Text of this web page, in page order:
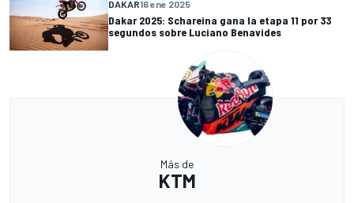
DAKAR16 ene 2025
Dakar 2025: Schareina gana la etapa 11 por 33
segundos sobre Luciano Benavides
Más de
KTM